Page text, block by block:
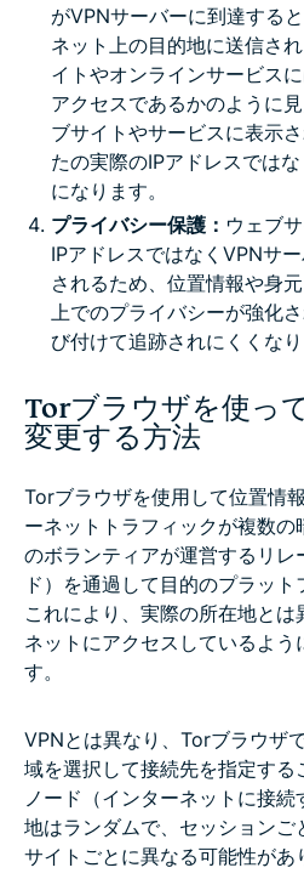
がVPNサーバーに到達する
ネット上の目的地に送信さ
イトやオンラインサービス
アクセスであるかのように
ブサイトやサービスに表示
たの実際のIPアドレスでは
になります。
プライバシー保護： ウェブ
IPアドレスではなくVPNサ
されるため、位置情報や身
上でのプライバシーが強化
び付けて追跡されにくくなり
Torブラウザを使っ
変更する方法
Torブラウザを使用して位置情
ーネットトラフィックが複数の
のボランティアが運営するリレ
ド）を通過して目的のプラット
これにより、実際の所在地と
ネットにアクセスしているよう
す。
VPNとは異なり、Torブラウザ
域を選択して接続先を指定する
ノード（インターネットに接
地はランダムで、セッション
サイトごとに異なる可能性があ